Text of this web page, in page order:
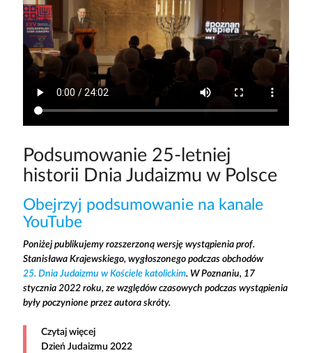
Podsumowanie 25-letniej
historii Dnia Judaizmu w Polsce
Obejrzyj podsumowanie na kanale
YouTube
Poniżej publikujemy rozszerzoną wersję wystąpienia prof.
Stanisława Krajewskiego, wygłoszonego podczas obchodów
25. Dnia Judaizmu w Kościele katolickim. W Poznaniu, 17
stycznia 2022 roku, ze względów czasowych podczas wystąpienia
były poczynione przez autora skróty.
Czytaj więcej
Dzień Judaizmu 2022